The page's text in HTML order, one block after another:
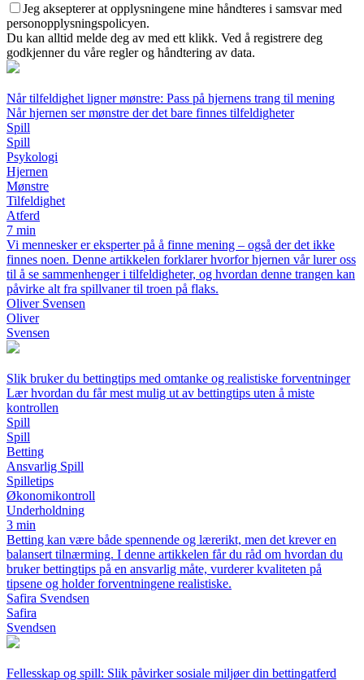
Jeg aksepterer at opplysningene mine håndteres i samsvar med
personopplysningspolicyen.
Du kan alltid melde deg av med ett klikk. Ved å registrere deg
godkjenner du våre regler og håndtering av data.
Når tilfeldighet ligner mønstre: Pass på hjernens trang til mening
Når hjernen ser mønstre der det bare finnes tilfeldigheter
Spill
Spill
Psykologi
Hjernen
Mønstre
Tilfeldighet
Atferd
7 min
Vi mennesker er eksperter på å finne mening – også der det ikke
finnes noen. Denne artikkelen forklarer hvorfor hjernen vår lurer oss
til å se sammenhenger i tilfeldigheter, og hvordan denne trangen kan
påvirke alt fra spillvaner til troen på flaks.
Oliver Svensen
Oliver
Svensen
Slik bruker du bettingtips med omtanke og realistiske forventninger
Lær hvordan du får mest mulig ut av bettingtips uten å miste
kontrollen
Spill
Spill
Betting
Ansvarlig Spill
Spilletips
Økonomikontroll
Underholdning
3 min
Betting kan være både spennende og lærerikt, men det krever en
balansert tilnærming. I denne artikkelen får du råd om hvordan du
bruker bettingtips på en ansvarlig måte, vurderer kvaliteten på
tipsene og holder forventningene realistiske.
Safira Svendsen
Safira
Svendsen
Fellesskap og spill: Slik påvirker sosiale miljøer din bettingatferd